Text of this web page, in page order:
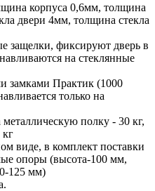
корпуса 0,6мм, толщина
двери 4мм, толщина стекла
защелки, фиксируют дверь в
на стеклянные
замками Практик (1000
только на
полку - 30 кг,
кг
виде, в комплект поставки
опоры (высота-100 мм,
125 мм)